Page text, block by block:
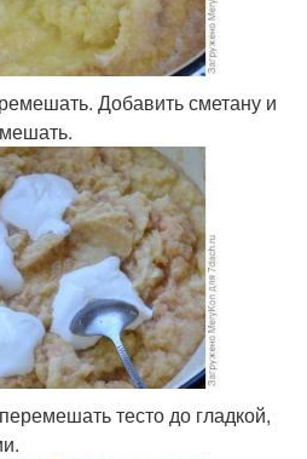
Добавить сметану и
тесто до гладкой,